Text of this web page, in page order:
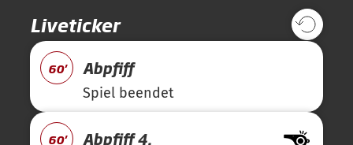
Liveticker
60' Abpfiff
Spiel beendet
60' Abpfiff 4.